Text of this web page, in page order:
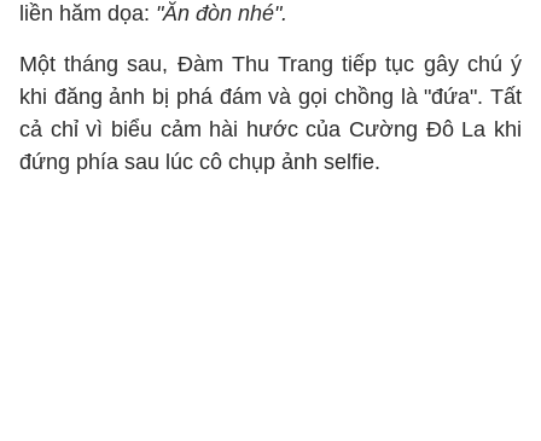
liền hăm dọa: "Ăn đòn nhé".
Một tháng sau, Đàm Thu Trang tiếp tục gây chú ý
khi đăng ảnh bị phá đám và gọi chồng là "đứa". Tất
cả chỉ vì biểu cảm hài hước của Cường Đô La khi
đứng phía sau lúc cô chụp ảnh selfie.